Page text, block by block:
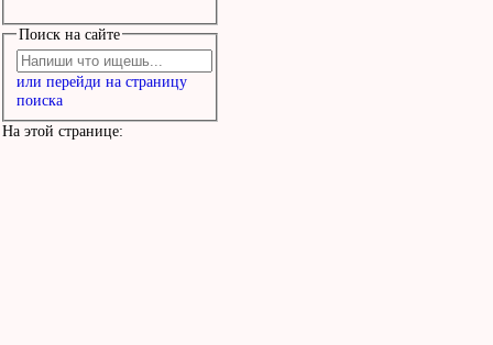
Анечка-а пpосила
Анечка-а...
Анечка-а пpосила
Поиск на сайте
или перейди на страницу
поиска
На этой странице: